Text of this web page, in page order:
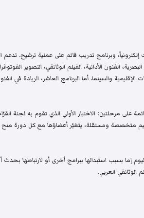
وبرنامج تدريب قائم على عملية ترشيح. تدعم
الفنون الأدائية، الفيلم الوثائقي، التصوير
والسينما. أما البرنامج العاشر، الريادة في
قائمة على مرحلتين: الاختيار الأولي الذي تقوم به لجنة القرّاء
متخصصة ومستقلة، يتغيّر أعضاؤها مع كل دورة منح
إما بسبب استبدالها ببرامج أخرى أو لارتباطها بحدث
الوثائقي العربي.